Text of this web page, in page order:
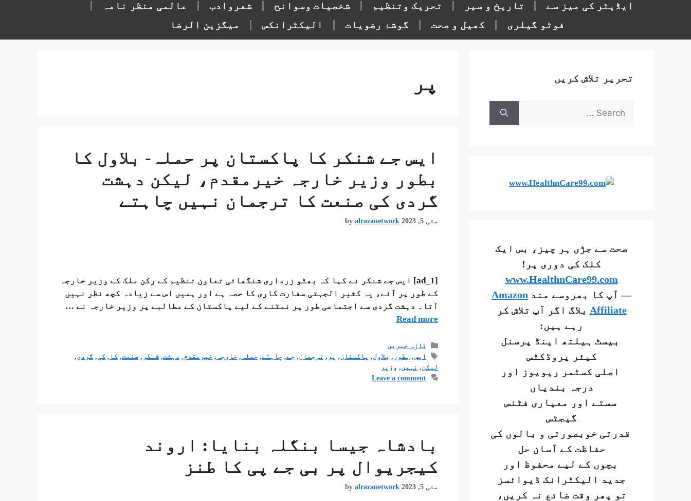
ایڈیٹر کی میز سے
تاریخ و سیر تحریک وتنظیم شخصیات وسوانح شعروادب
عالمی منظر نامہ
فوٹو گیلری
کھیل و صحت گوشۂ رضویات الیکٹرانکس میگزین الرضا
پر
ایس جے شنکر کا پاکستان پر حملہ- بلاول کا
بطور وزیر خارجہ خیرمقدم، لیکن دہشت
گردی کی صنعت کا ترجمان نہیں چاہتے
مئی 5, 2023 by alrazanetwork
[ad_1] ایس جے شنکر نے کہا کہ بھٹو زرداری شنگھائی تعاون تنظیم کے رکن ملک کے وزیر خارجہ
کے طور پر آئے، یہ کثیر الجہتی سفارت کاری کا حصہ ہے اور ہمیں اس سے زیادہ کچھ نظر نہیں
آتا۔ دہشت گردی سے اجتماعی طور پر نمٹنے کے لیے پاکستان کے مطالبے پر وزیر خارجہ نے …
Read more
تازہ خبریں
ایس, بطور , بلاول, پاکستان, پر , ترجمان,جے,چاہتے,حملہ ,خارجہ ,خیرمقدم, دہشت,شنکر ,صنعت, کا , کی, گردی,
لیکن, نہیں, وزیر
Leave a comment
بادشاہ جیسا بنگلہ بنایا: اروند
کیجریوال پر بی جے پی کا طنز
مئی 5, 2023 by alrazanetwork
تحریر تلاش کریں
صحت سے جڑی ہر چیز، بس ایک
کلک کی دوری پر!
www.HealthnCare99.com
— آپ کا بھروسے مند Amazon
Affiliate بلاگ اگر آپ تلاش کر
رہے ہیں:
بیسٹ ہیلتھ اینڈ پرسنل
کیئر پروڈکٹس
اصلی کسٹمر ریویوز اور
درجہ بندیاں
سستے اور معیاری فٹنس
گیجٹس
قدرتی خوبصورتی و بالوں کی
حفاظت کے آسان حل
بچوں کے لیے محفوظ اور
جدید الیکٹرانک ڈیوائسز
تو پھر وقت ضائع نہ کریں،